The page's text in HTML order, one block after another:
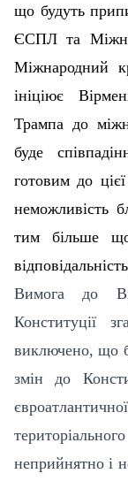
що будуть
ЄСПЛ та
Міжнародний
ініціює
Трампа до
буде
готовим до
неможливість
тим більше
Вимога до
Конституції
виключено, що
змін до
неприйнятно і